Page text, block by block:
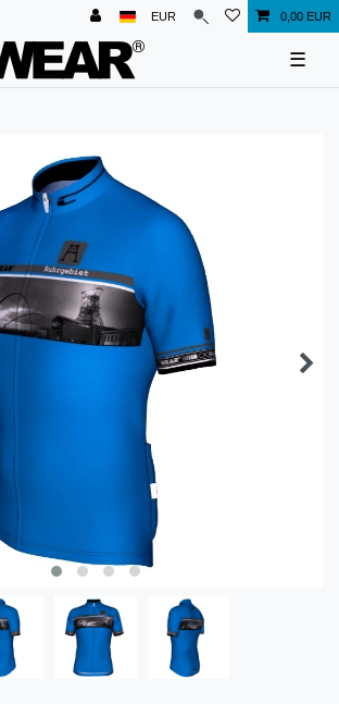
EUR 0,00 EUR
☰